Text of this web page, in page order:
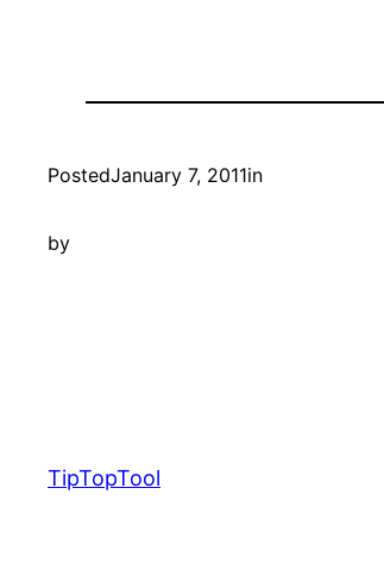
PostedJanuary 7, 2011in
by
TipTopTool